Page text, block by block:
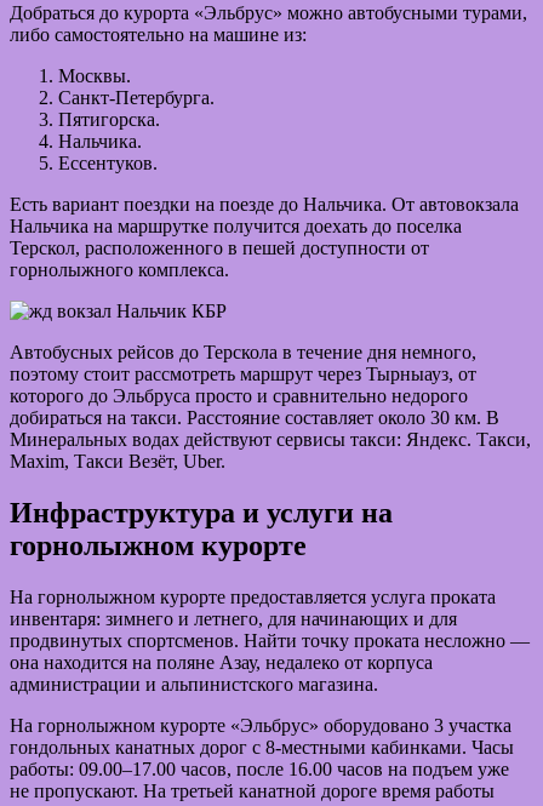
Добраться до курорта «Эльбрус» можно автобусными турами,
либо самостоятельно на машине из:
Москвы.
Санкт-Петербурга.
Пятигорска.
Нальчика.
Ессентуков.
Есть вариант поездки на поезде до Нальчика. От автовокзала
Нальчика на маршрутке получится доехать до поселка
Терскол, расположенного в пешей доступности от
горнолыжного комплекса.
Автобусных рейсов до Терскола в течение дня немного,
поэтому стоит рассмотреть маршрут через Тырныауз, от
которого до Эльбруса просто и сравнительно недорого
добираться на такси. Расстояние составляет около 30 км. В
Минеральных водах действуют сервисы такси: Яндекс. Такси,
Maxim, Такси Везёт, Uber.
Инфраструктура и услуги на
горнолыжном курорте
На горнолыжном курорте предоставляется услуга проката
инвентаря: зимнего и летнего, для начинающих и для
продвинутых спортсменов. Найти точку проката несложно —
она находится на поляне Азау, недалеко от корпуса
администрации и альпинистского магазина.
На горнолыжном курорте «Эльбрус» оборудовано 3 участка
гондольных канатных дорог с 8-местными кабинками. Часы
работы: 09.00–17.00 часов, после 16.00 часов на подъем уже
не пропускают. На третьей канатной дороге время работы